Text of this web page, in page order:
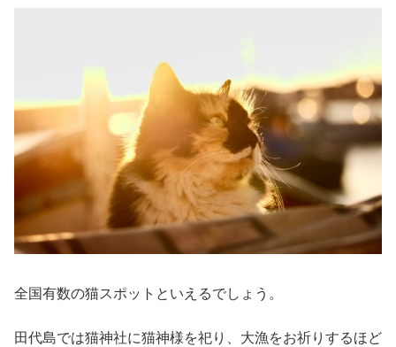
全国有数の猫スポットといえるでしょう。
田代島では猫神社に猫神様を祀り、大漁をお祈りするほど